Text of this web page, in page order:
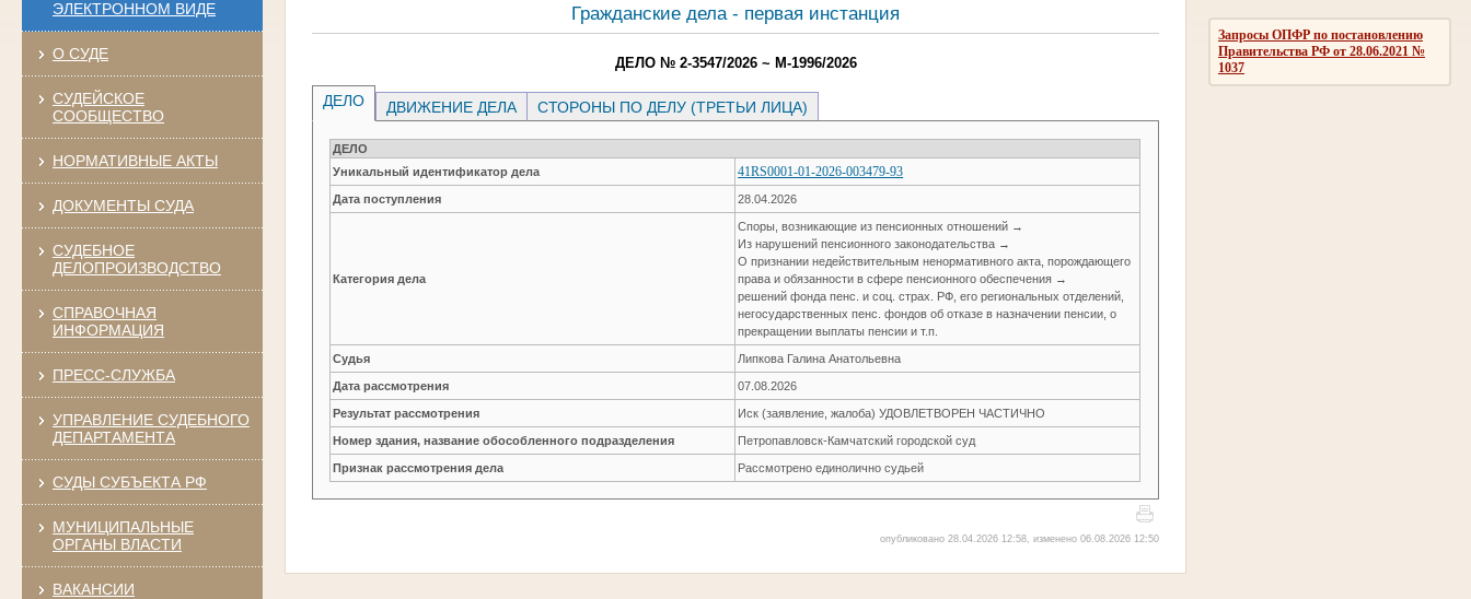
ЭЛЕКТРОННОМ ВИДЕ
О СУДЕ
СУДЕЙСКОЕ
СООБЩЕСТВО
НОРМАТИВНЫЕ АКТЫ
ДОКУМЕНТЫ СУДА
СУДЕБНОЕ
ДЕЛОПРОИЗВОДСТВО
СПРАВОЧНАЯ
ИНФОРМАЦИЯ
ПРЕСС-СЛУЖБА
УПРАВЛЕНИЕ СУДЕБНОГО
ДЕПАРТАМЕНТА
СУДЫ СУБЪЕКТА РФ
МУНИЦИПАЛЬНЫЕ
ОРГАНЫ ВЛАСТИ
ВАКАНСИИ
Запросы ОПФР по постановлению
Правительства РФ от 28.06.2021 №
1037
Гражданские дела - первая инстанция
ДЕЛО № 2-3547/2026 ~ М-1996/2026
ДЕЛО ДВИЖЕНИЕ ДЕЛА СТОРОНЫ ПО ДЕЛУ (ТРЕТЬИ ЛИЦА)
ДЕЛО
Уникальный идентификатор дела
41RS0001-01-2026-003479-93
Дата поступления 28.04.2026
Категория дела
Споры, возникающие из пенсионных отношений →
Из нарушений пенсионного законодательства →
О признании недействительным ненормативного акта, порождающего
права и обязанности в сфере пенсионного обеспечения →
решений фонда пенс. и соц. страх. РФ, его региональных отделений,
негосударственных пенс. фондов об отказе в назначении пенсии, о
прекращении выплаты пенсии и т.п.
Судья Липкова Галина Анатольевна
Дата рассмотрения 07.08.2026
Результат рассмотрения Иск (заявление, жалоба) УДОВЛЕТВОРЕН ЧАСТИЧНО
Номер здания, название обособленного подразделения Петропавловск-Камчатский городской суд
Признак рассмотрения дела Рассмотрено единолично судьей
опубликовано 28.04.2026 12:58, изменено 06.08.2026 12:50